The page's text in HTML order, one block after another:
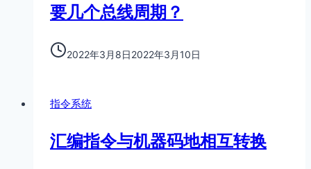
要几个总线周期？
2022年3月8日2022年3月10日
指令系统
汇编指令与机器码地相互转换